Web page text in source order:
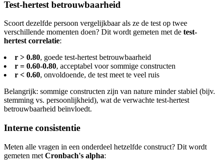
Test-hertest betrouwbaarheid
Scoort dezelfde persoon vergelijkbaar als ze de test op twee
verschillende momenten doen? Dit wordt gemeten met de test-
hertest correlatie:
r > 0.80, goede test-hertest betrouwbaarheid
r = 0.60-0.80, acceptabel voor sommige constructen
r < 0.60, onvoldoende, de test meet te veel ruis
Belangrijk: sommige constructen zijn van nature minder stabiel (bijv.
stemming vs. persoonlijkheid), wat de verwachte test-hertest
betrouwbaarheid beïnvloedt.
Interne consistentie
Meten alle vragen in een onderdeel hetzelfde construct? Dit wordt
gemeten met Cronbach's alpha: